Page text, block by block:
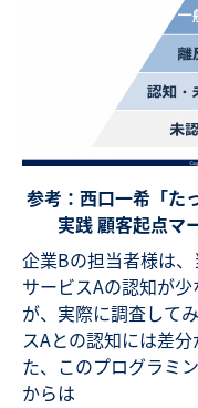
参考：西口一希「た
実践 顧客起点マ
企業Bの担当者様は
サービスAの認知が
が、実際に調査して
スAとの認知には差
た、このプログラミ
からは